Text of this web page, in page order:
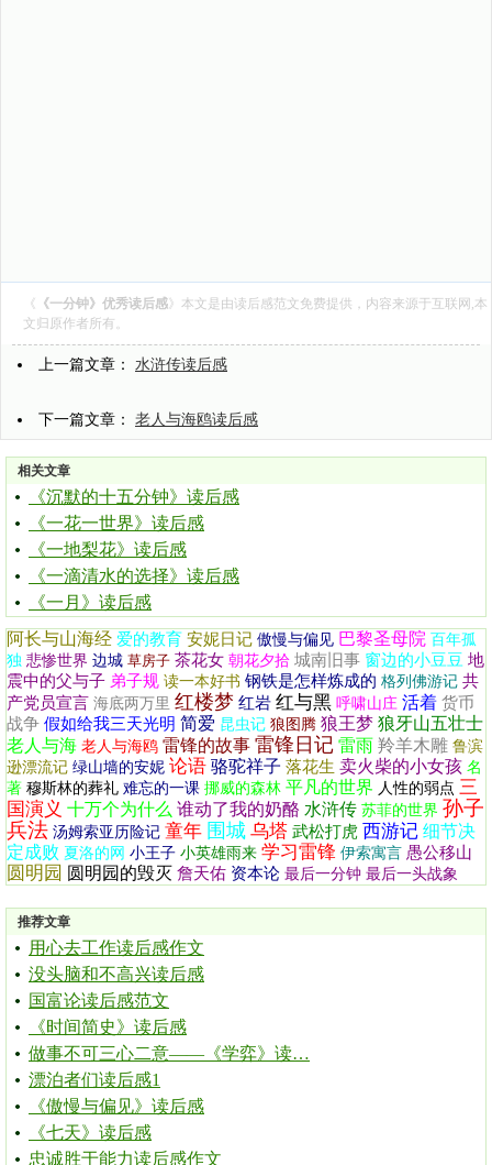
《 《一分钟》优秀读后感》本文是由读后感范文免费提供，内容来源于互联网,本
文归原作者所有。
上一篇文章： 水浒传读后感
下一篇文章： 老人与海鸥读后感
相关文章
《沉默的十五分钟》读后感
《一花一世界》读后感
《一地梨花》读后感
《一滴清水的选择》读后感
《一月》读后感
阿长与山海经 爱的教育 安妮日记 傲慢与偏见 巴黎圣母院 百年孤
独 悲惨世界 边城 草房子 茶花女 朝花夕拾 城南旧事 窗边的小豆豆 地
震中的父与子 弟子规 读一本好书 钢铁是怎样炼成的 格列佛游记 共
产党员宣言 海底两万里 红楼梦 红岩 红与黑 呼啸山庄 活着 货币
战争 假如给我三天光明 简爱 昆虫记 狼图腾 狼王梦 狼牙山五壮士
老人与海 老人与海鸥 雷锋的故事 雷锋日记 雷雨 羚羊木雕 鲁滨
逊漂流记 绿山墙的安妮 论语 骆驼祥子 落花生 卖火柴的小女孩 名
著 穆斯林的葬礼 难忘的一课 挪威的森林 平凡的世界 人性的弱点 三
国演义 十万个为什么 谁动了我的奶酪 水浒传 苏菲的世界 孙子
兵法 汤姆索亚历险记 童年 围城 乌塔 武松打虎 西游记 细节决
定成败 夏洛的网 小王子 小英雄雨来 学习雷锋 伊索寓言 愚公移山
圆明园 圆明园的毁灭 詹天佑 资本论 最后一分钟 最后一头战象
推荐文章
用心去工作读后感作文
没头脑和不高兴读后感
国富论读后感范文
《时间简史》读后感
做事不可三心二意——《学弈》读…
漂泊者们读后感1
《傲慢与偏见》读后感
《七天》读后感
忠诚胜于能力读后感作文